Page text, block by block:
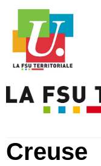
Creuse